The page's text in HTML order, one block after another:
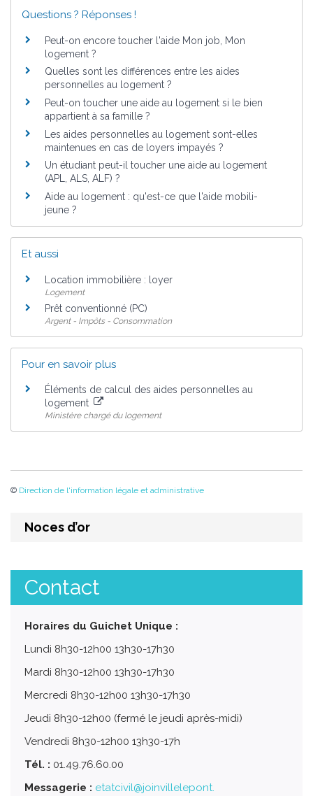
Questions ? Réponses !
Peut-on encore toucher l'aide Mon job, Mon
logement ?
Quelles sont les différences entre les aides
personnelles au logement ?
Peut-on toucher une aide au logement si le bien
appartient à sa famille ?
Les aides personnelles au logement sont-elles
maintenues en cas de loyers impayés ?
Un étudiant peut-il toucher une aide au logement
(APL, ALS, ALF) ?
Aide au logement : qu'est-ce que l'aide mobili-
jeune ?
Et aussi
Location immobilière : loyer
Logement
Prêt conventionné (PC)
Argent - Impôts - Consommation
Pour en savoir plus
Éléments de calcul des aides personnelles au
logement
Ministère chargé du logement
© Direction de l'information légale et administrative
Noces d’or
Contact
Horaires du Guichet Unique :
Lundi 8h30-12h00 13h30-17h30
Mardi 8h30-12h00 13h30-17h30
Mercredi 8h30-12h00 13h30-17h30
Jeudi 8h30-12h00 (fermé le jeudi après-midi)
Vendredi 8h30-12h00 13h30-17h
Tél. : 01.49.76.60.00
Messagerie : etatcivil@joinvillelepont.